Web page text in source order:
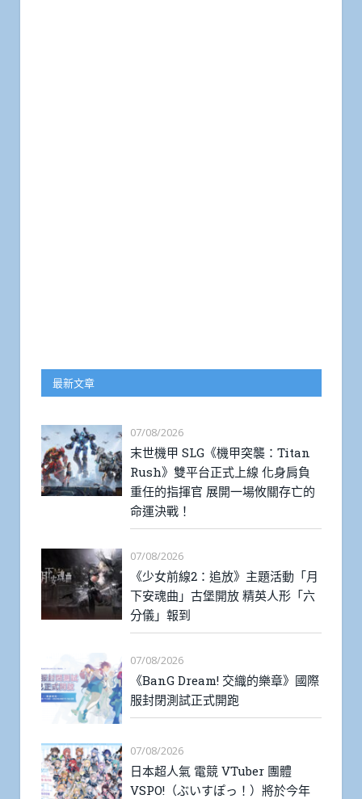
最新文章
07/08/2026
末世機甲 SLG《機甲突襲：Titan
Rush》雙平台正式上線 化身肩負
重任的指揮官 展開一場攸關存亡的
命運決戰！
07/08/2026
《少女前線2：追放》主題活動「月
下安魂曲」古堡開放 精英人形「六
分儀」報到
07/08/2026
《BanG Dream! 交織的樂章》國際
服封閉測試正式開跑
07/08/2026
日本超人氣 電競 VTuber 團體
VSPO!（ぶいすぽっ！）將於今年